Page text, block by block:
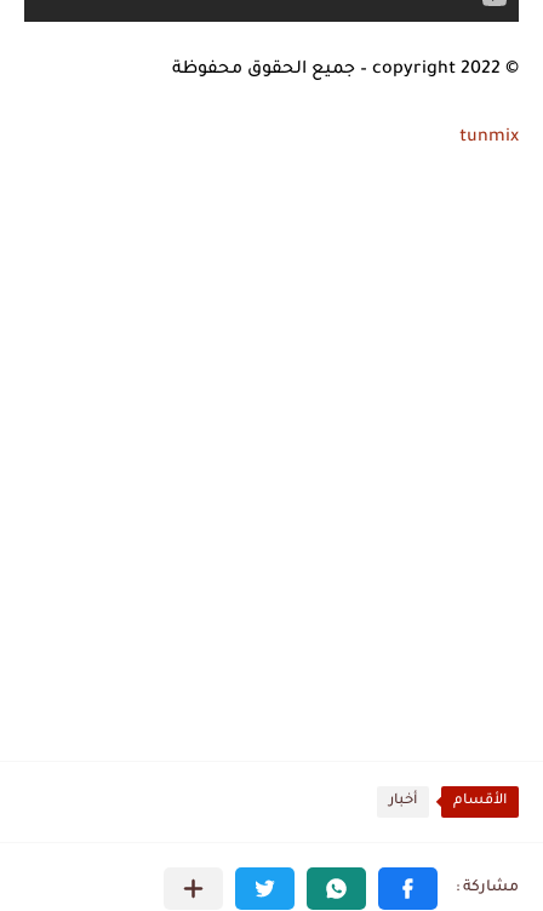
© copyright 2022 – جميع الحقوق محفوظة
tunmix
الأقسام أخبار